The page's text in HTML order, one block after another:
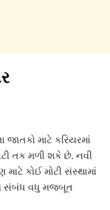
જાતકો માટે કરિયરમાં
તક મળી શકે છે. નવી
કોઈ મોટી સંસ્થામાં
સંબંધ વધુ મજબૂત